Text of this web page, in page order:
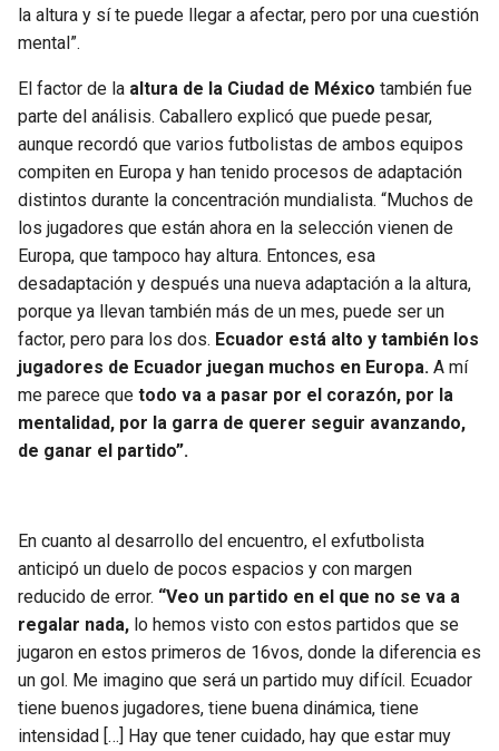
la altura y sí te puede llegar a afectar, pero por una cuestión
mental”.
El factor de la altura de la Ciudad de México también fue
parte del análisis. Caballero explicó que puede pesar,
aunque recordó que varios futbolistas de ambos equipos
compiten en Europa y han tenido procesos de adaptación
distintos durante la concentración mundialista. “Muchos de
los jugadores que están ahora en la selección vienen de
Europa, que tampoco hay altura. Entonces, esa
desadaptación y después una nueva adaptación a la altura,
porque ya llevan también más de un mes, puede ser un
factor, pero para los dos. Ecuador está alto y también los
jugadores de Ecuador juegan muchos en Europa. A mí
me parece que todo va a pasar por el corazón, por la
mentalidad, por la garra de querer seguir avanzando,
de ganar el partido”.
En cuanto al desarrollo del encuentro, el exfutbolista
anticipó un duelo de pocos espacios y con margen
reducido de error. “Veo un partido en el que no se va a
regalar nada, lo hemos visto con estos partidos que se
jugaron en estos primeros de 16vos, donde la diferencia es
un gol. Me imagino que será un partido muy difícil. Ecuador
tiene buenos jugadores, tiene buena dinámica, tiene
intensidad […] Hay que tener cuidado, hay que estar muy